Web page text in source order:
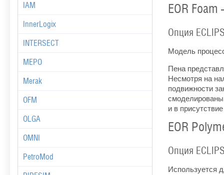
IAM
InnerLogix
INTERSECT
MEPO
Merak
OFM
OLGA
OMNI
PetroMod
EOR
Опция
Модель
Пена
Несмотря на
подвижности
и в
EOR
Опция
Используется